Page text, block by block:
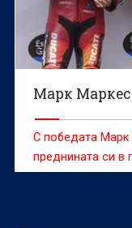
Марк Маркес
С победата Марк
преднината си в